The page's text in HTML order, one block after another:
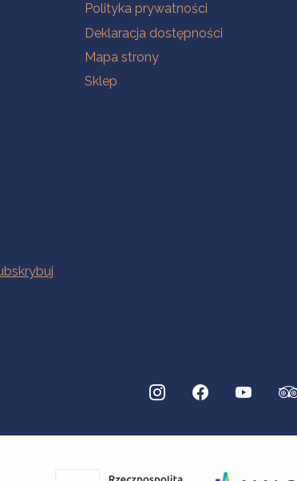
Polityka prywatności
Deklaracja dostępności
Mapa strony
Sklep